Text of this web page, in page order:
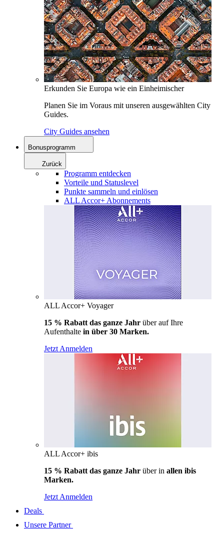
Erkunden Sie Europa wie ein Einheimischer
Planen Sie im Voraus mit unseren ausgewählten City
Guides.
City Guides ansehen
Bonusprogramm
Zurück
Programm entdecken
Vorteile und Statuslevel
Punkte sammeln und einlösen
ALL Accor+ Abonnements
ALL Accor+ Voyager
15 % Rabatt das ganze Jahr über auf Ihre
Aufenthalte in über 30 Marken.
Jetzt Anmelden
ALL Accor+ ibis
15 % Rabatt das ganze Jahr über in allen ibis
Marken.
Jetzt Anmelden
Deals
Unsere Partner